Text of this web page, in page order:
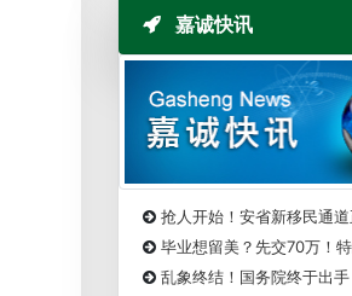
嘉诚快讯
抢人开始！安省新移民通
毕业想留美？先交70万！
乱象终结！国务院终于出